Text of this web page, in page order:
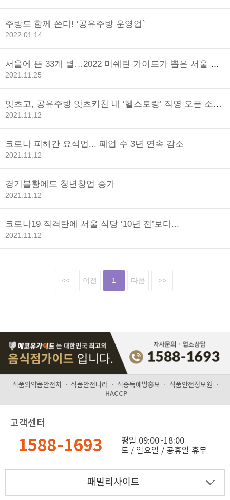
주방도 함께 쓴다! ‘공유주방 운영업`
2022.01.14
서울에 뜬 33개 별…2022 미쉐린 가이드가 뽑은 서울 맛
집은?
2021.11.25
잇츠고, 공유주방 잇츠키친 내 ‘헬스토랑’ 직영 오픈 소자
본 샐러드
2021.11.12
코로나 피해간 요식업... 폐업 수 3년 연속 감소
2021.11.12
경기불황에도 청년창업 증가
2021.11.12
코로나19 직격탄에 서울 식당 ‘10년 전’보다...
2021.11.12
<< 이전 1 다음 >>
식품의약품안전처 · 식품안전나라 · 식중독예방홍보 · 식품안전정보원 ·
HACCP
고객센터
1588-1693
평일 09:00~18:00
토 / 일요일 / 공휴일 휴무